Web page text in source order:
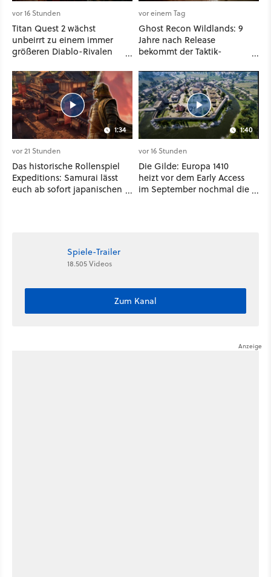
vor 16 Stunden
Titan Quest 2 wächst
unbeirrt zu einem immer
größeren Diablo-Rivalen
sogar eine richtige
Beschwörer-Klasse
vor einem Tag
Ghost Recon Wildlands: 9
Jahre nach Release
bekommt der Taktik-
nochmal ein dickes Update
1:34
vor 21 Stunden
Das historische Rollenspiel
Expeditions: Samurai lässt
euch ab sofort japanischen
1:40
vor 16 Stunden
Die Gilde: Europa 1410
heizt vor dem Early Access
im September nochmal die
Spiele-Trailer
18.505 Videos
Zum Kanal